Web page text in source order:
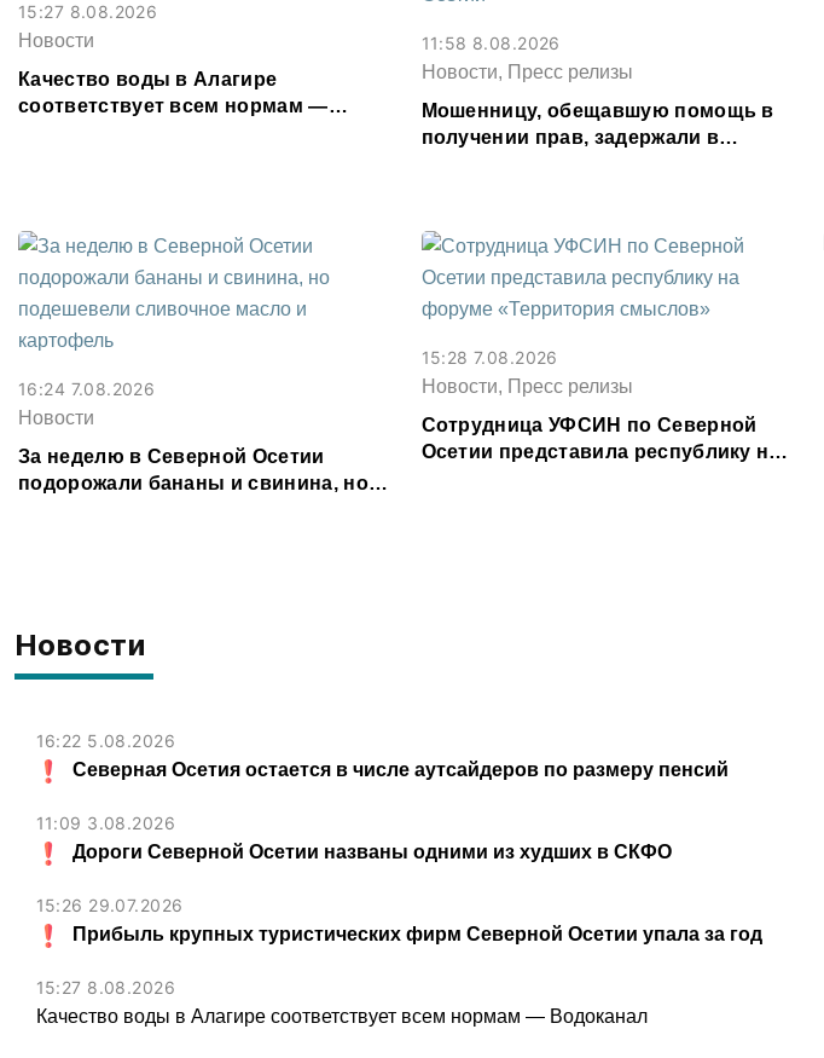
Новости
16:22 5.08.2026
Северная Осетия остается в числе аутсайдеров по размеру пенсий
11:09 3.08.2026
Дороги Северной Осетии названы одними из худших в СКФО
15:26 29.07.2026
Прибыль крупных туристических фирм Северной Осетии упала за год
15:27 8.08.2026
Качество воды в Алагире соответствует всем нормам — Водоканал
15:27 8.08.2026
Новости
Качество воды в Алагире
соответствует всем нормам —
11:58 8.08.2026
Новости, Пресс релизы
Мошенницу, обещавшую помощь в
получении прав, задержали в
16:24 7.08.2026
Новости
За неделю в Северной Осетии
подорожали бананы и свинина, но
15:28 7.08.2026
Новости, Пресс релизы
Сотрудница УФСИН по Северной
Осетии представила республику на